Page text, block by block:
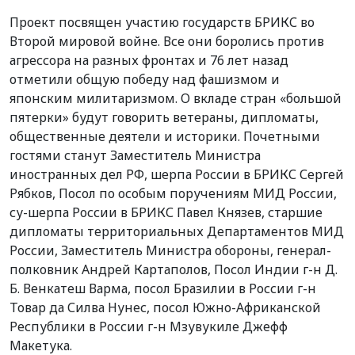
Проект посвящен участию государств БРИКС во
Второй мировой войне. Все они боролись против
агрессора на разных фронтах и 76 лет назад
отметили общую победу над фашизмом и
японским милитаризмом. О вкладе стран «большой
пятерки» будут говорить ветераны, дипломаты,
общественные деятели и историки. Почетными
гостями станут Заместитель Министра
иностранных дел РФ, шерпа России в БРИКС Сергей
Рябков, Посол по особым поручениям МИД России,
су-шерпа России в БРИКС Павел Князев, старшие
дипломаты территориальных Департаментов МИД
России, Заместитель Министра обороны, генерал-
полковник Андрей Картаполов, Посол Индии г-н Д.
Б. Венкатеш Варма, посол Бразилии в России г-н
Товар да Силва Нунес, посол Южно-Африканской
Республики в России г-н Мзувукиле Джефф
Макетука.